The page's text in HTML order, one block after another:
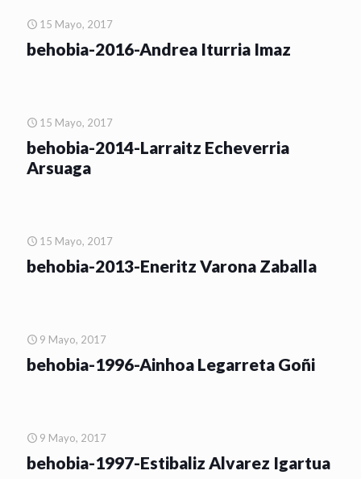
15 Mayo, 2017
behobia-2016-Andrea Iturria Imaz
15 Mayo, 2017
behobia-2014-Larraitz Echeverria
Arsuaga
15 Mayo, 2017
behobia-2013-Eneritz Varona Zaballa
9 Mayo, 2017
behobia-1996-Ainhoa Legarreta Goñi
9 Mayo, 2017
behobia-1997-Estibaliz Alvarez Igartua